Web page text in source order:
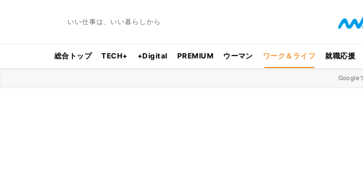
いい仕事は、いい暮らしから
総合トップ TECH+ +Digital PREMIUM ウーマン ワーク＆ライフ 就職応援
Google